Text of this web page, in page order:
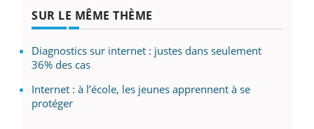
SUR LE MÊME THÈME
Diagnostics sur internet : justes dans seulement
36% des cas
Internet : à l’école, les jeunes apprennent à se
protéger